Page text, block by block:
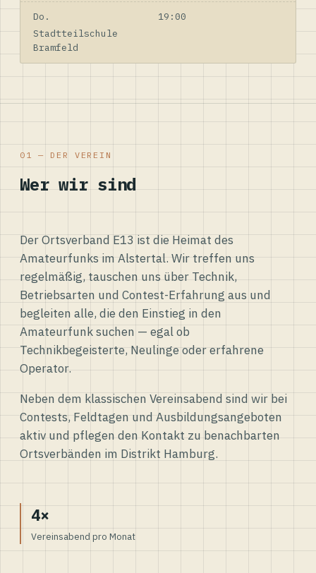
Do.
19:00
Stadtteilschule
Bramfeld
01 — DER VEREIN
Wer wir sind
Der Ortsverband E13 ist die Heimat des
Amateurfunks im Alstertal. Wir treffen uns
regelmäßig, tauschen uns über Technik,
Betriebsarten und Contest-Erfahrung aus und
begleiten alle, die den Einstieg in den
Amateurfunk suchen — egal ob
Technikbegeisterte, Neulinge oder erfahrene
Operator.
Neben dem klassischen Vereinsabend sind wir bei
Contests, Feldtagen und Ausbildungsangeboten
aktiv und pflegen den Kontakt zu benachbarten
Ortsverbänden im Distrikt Hamburg.
4×
Vereinsabend pro Monat